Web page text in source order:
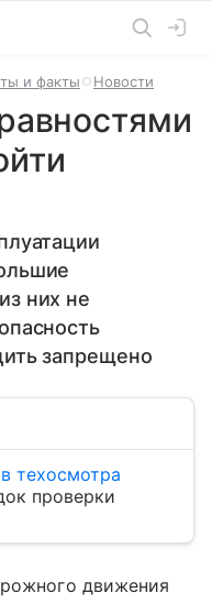
и факты Новости
них не
запрещено
техосмотра
проверки
движения